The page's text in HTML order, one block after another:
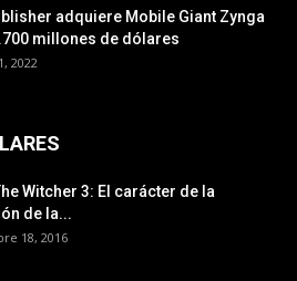
adquiere Mobile Giant Zynga
millones de dólares
2022
Witcher 3: El carácter de la
de la...
18, 2016